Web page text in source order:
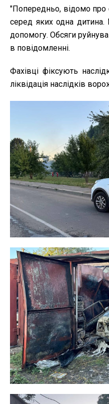
"Попередньо, відомо
серед яких одна
допомогу. Обсяги
в повідомленні.
Фахівці фіксують
ліквідація наслідків